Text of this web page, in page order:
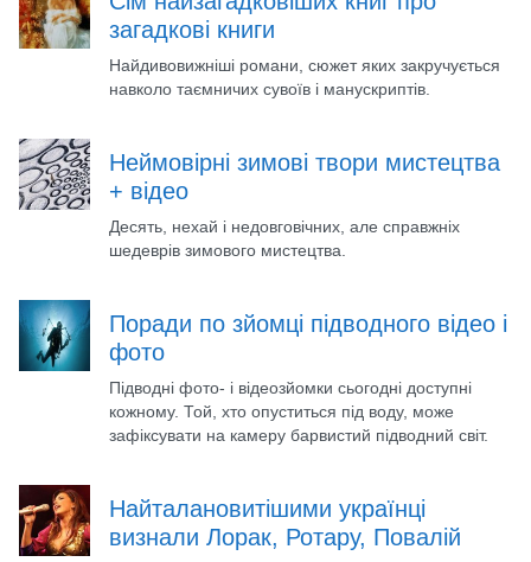
загадкові книги
Найдивовижніші романи, сюжет яких закручується
навколо таємничих сувоїв і манускриптів.
Неймовірні зимові твори мистецтва
+ відео
Десять, нехай і недовговічних, але справжніх
шедеврів зимового мистецтва.
Поради по зйомці підводного відео і
фото
Підводні фото- і відеозйомки сьогодні доступні
кожному. Той, хто опуститься під воду, може
зафіксувати на камеру барвистий підводний світ.
Найталановитішими українці
визнали Лорак, Ротару, Повалій